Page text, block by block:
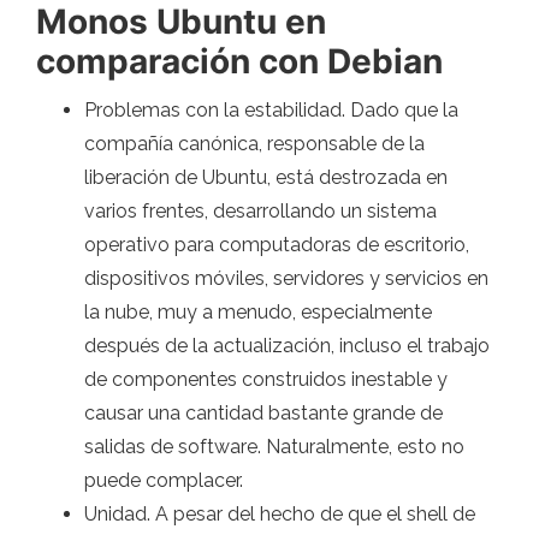
Monos Ubuntu en
comparación con Debian
Problemas con la estabilidad. Dado que la
compañía canónica, responsable de la
liberación de Ubuntu, está destrozada en
varios frentes, desarrollando un sistema
operativo para computadoras de escritorio,
dispositivos móviles, servidores y servicios en
la nube, muy a menudo, especialmente
después de la actualización, incluso el trabajo
de componentes construidos inestable y
causar una cantidad bastante grande de
salidas de software. Naturalmente, esto no
puede complacer.
Unidad. A pesar del hecho de que el shell de